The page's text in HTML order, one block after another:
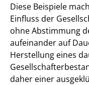
Diese Beispiele
Einfluss der
ohne Abstimmung
aufeinander auf
Herstellung eines
daher einer